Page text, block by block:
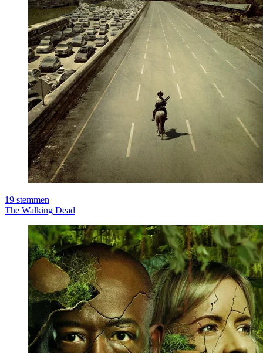
19 stemmen
The Walking Dead